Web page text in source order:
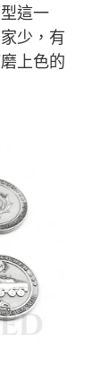
這一
少，有
上色的